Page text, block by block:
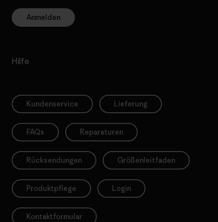
Anmelden
Hilfe
Kundenservice Lieferung
FAQs Reparaturen
Rücksendungen Größenleitfaden
Produktpflege Login
Kontaktformular